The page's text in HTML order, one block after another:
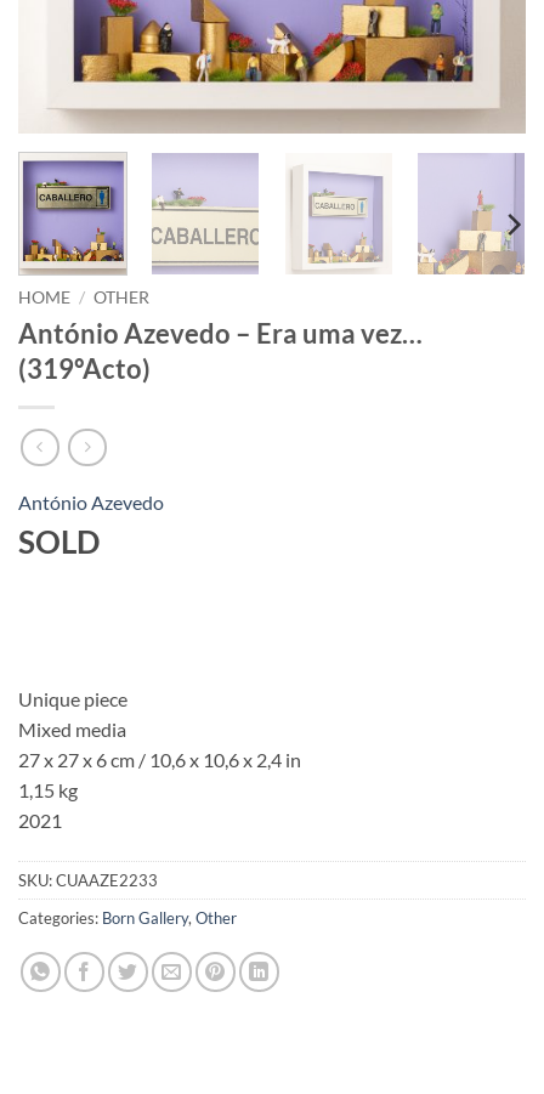
HOME / OTHER
António Azevedo – Era uma vez…
(319ºActo)
António Azevedo
SOLD
Unique piece
Mixed media
27 x 27 x 6 cm / 10,6 x 10,6 x 2,4 in
1,15 kg
2021
SKU:CUAAZE2233
Categories: Born Gallery, Other